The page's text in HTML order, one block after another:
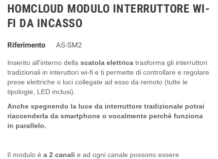
HOMCLOUD MODULO INTERRUTTORE WI-
FI DA INCASSO
Riferimento AS-SM2
Inserito all'interno della scatola elettrica trasforma gli interruttori
tradizionali in interuttori wi-fi e ti permette di controllare e regolare
prese elettriche o luci collegate ad esso da remoto (tutte le
tipologie, LED inclusi)
Anche spegnendo la luce da interruttore tradizionale potrai
riaccenderla da smartphone o vocalmente perchè funziona
in parallelo.
Il modulo è a 2 canali e ad ogni canale possono essere